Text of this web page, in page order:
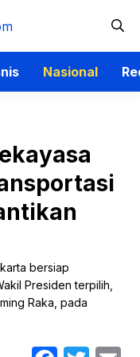
Nasional
bersiap
Presiden terpilih,
Raka, pada